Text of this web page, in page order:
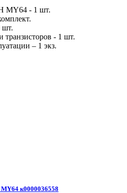
MY64 - 1 шт.
шт.
транзисторов - 1 шт.
– 1 экз.
к0000036558